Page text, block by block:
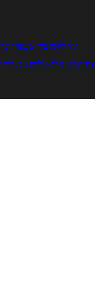
איך להכין בית ומשפחה
טעים ללא גלוטן טבעונות